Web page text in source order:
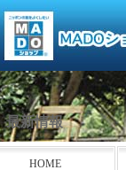
最新情報
HOME